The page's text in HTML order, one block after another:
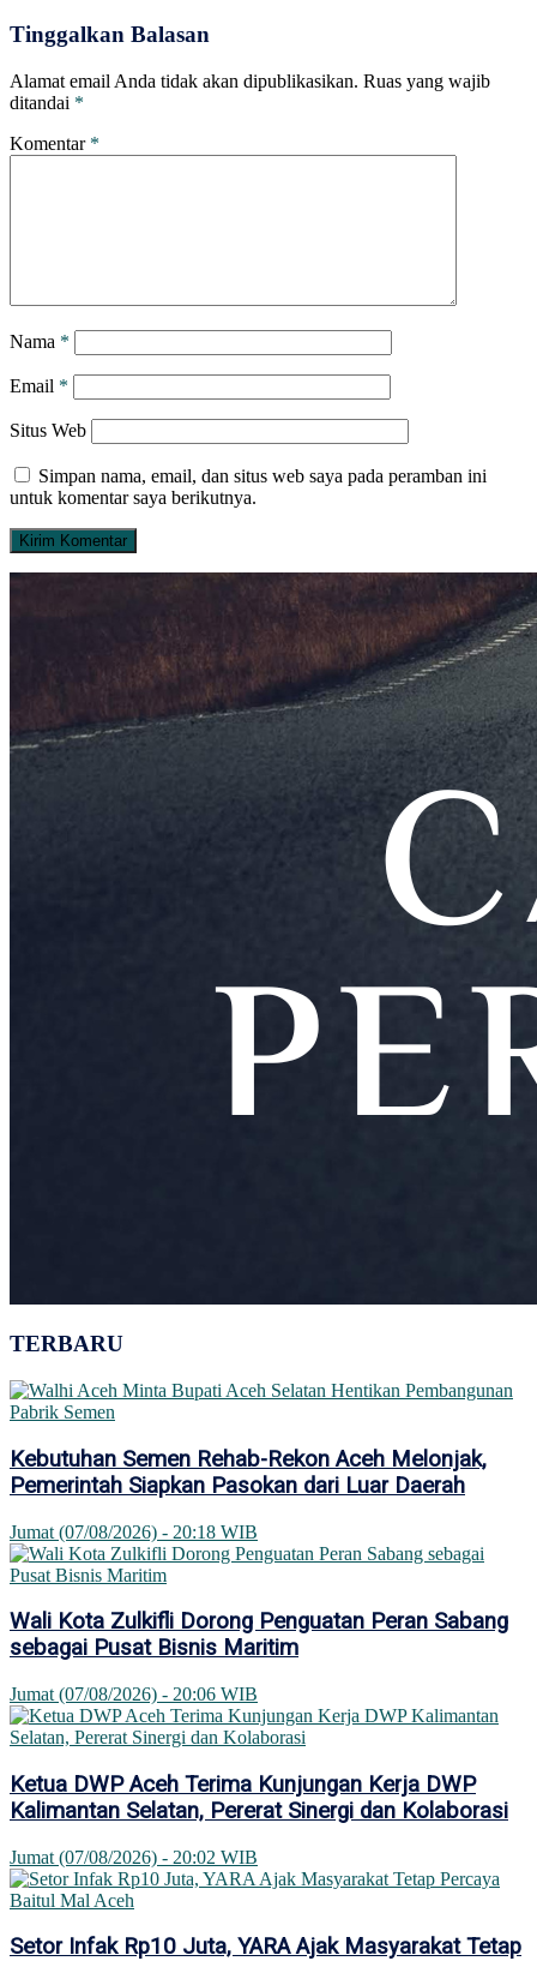
Tinggalkan Balasan
Alamat email Anda tidak akan dipublikasikan. Ruas yang wajib
ditandai *
Komentar *
Nama *
Email *
Situs Web
Simpan nama, email, dan situs web saya pada peramban ini
untuk komentar saya berikutnya.
TERBARU
Kebutuhan Semen Rehab-Rekon Aceh Melonjak,
Pemerintah Siapkan Pasokan dari Luar Daerah
Jumat (07/08/2026) - 20:18 WIB
Wali Kota Zulkifli Dorong Penguatan Peran Sabang
sebagai Pusat Bisnis Maritim
Jumat (07/08/2026) - 20:06 WIB
Ketua DWP Aceh Terima Kunjungan Kerja DWP
Kalimantan Selatan, Pererat Sinergi dan Kolaborasi
Jumat (07/08/2026) - 20:02 WIB
Setor Infak Rp10 Juta, YARA Ajak Masyarakat Tetap